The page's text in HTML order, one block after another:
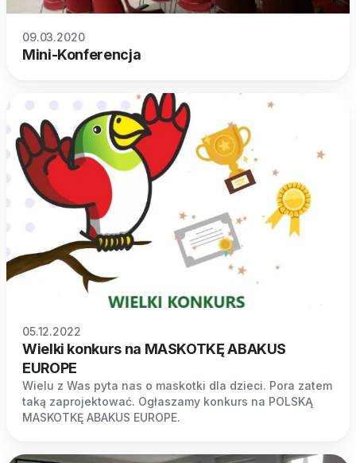
09.03.2020
Mini-Konferencja
05.12.2022
Wielki konkurs na MASKOTKĘ ABAKUS
EUROPE
Wielu z Was pyta nas o maskotki dla dzieci. Pora zatem
taką zaprojektować. Ogłaszamy konkurs na POLSKĄ
MASKOTKĘ ABAKUS EUROPE.